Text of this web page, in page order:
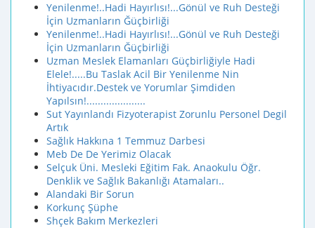
Yenilenme!..Hadi Hayırlısı!...Gönül ve Ruh Desteği
İçin Uzmanların Ğüçbirliği
Yenilenme!..Hadi Hayırlısı!...Gönül ve Ruh Desteği
İçin Uzmanların Ğüçbirliği
Uzman Meslek Elamanları Güçbirliğiyle Hadi
Elele!.....Bu Taslak Acil Bir Yenilenme Nin
İhtiyacıdır.Destek ve Yorumlar Şimdiden
Yapılsın!.....................
Sut Yayınlandı Fizyoterapist Zorunlu Personel Degil
Artık
Sağlık Hakkına 1 Temmuz Darbesi
Meb De De Yerimiz Olacak
Selçuk Üni. Mesleki Eğitim Fak. Anaokulu Öğr.
Denklik ve Sağlık Bakanlığı Atamaları..
Alandaki Bir Sorun
Korkunç Şüphe
Shçek Bakım Merkezleri